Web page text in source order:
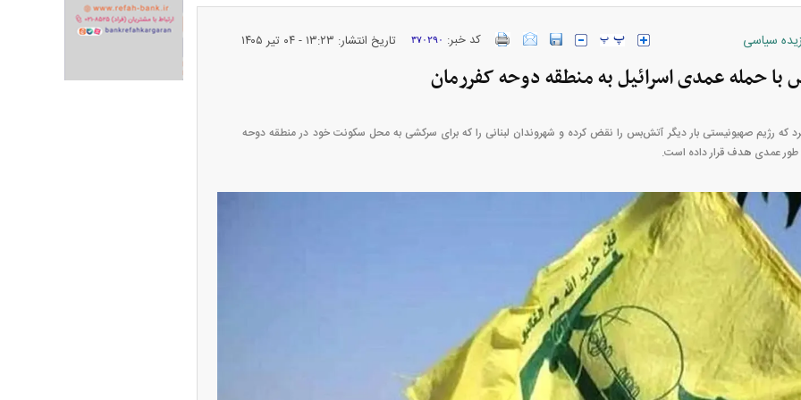
سیاسی کد خبر: ۳۷۰۲۹۰ تاریخ انتشار: ۱۳:۲۳ - ۰۴ تير ۱۴۰۵
حمله عمدی اسرائیل به منطقه دوحه کفررمان
کرد که رژیم صهیونیستی بار دیگر آتش‌بس را نقض کرده و شهروندان لبنانی را که برای سرکشی به محل سکونت خود در منطقه دوحه
طور عمدی هدف قرار داده است.
+ جدول قیمت خودرو‌های ایران خودرو + جدول قیمت خودرو‌های ایران خودرو + جدول
مسکن؛ فنر
شده
کارنامه مردود محسن پاک‌ نژاد؛ از افت شدید
درآمد ارزی تا بازی با عزل و نصب‌ها